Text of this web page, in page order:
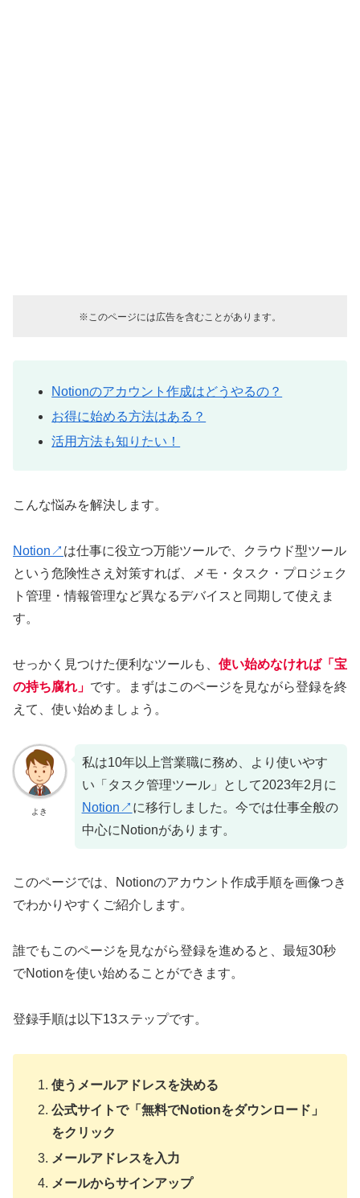
※このページには広告を含むことがあります。
Notionのアカウント作成はどうやるの？
お得に始める方法はある？
活用方法も知りたい！
こんな悩みを解決します。
Notion↗ は仕事に役立つ万能ツールで、クラウド型ツール
という危険性さえ対策すれば、メモ・タスク・プロジェク
ト管理・情報管理など異なるデバイスと同期して使えま
す。
せっかく見つけた便利なツールも、 使い始めなければ「宝
の持ち腐れ」 です。まずはこのページを見ながら登録を終
えて、使い始めましょう。
よき
私は10年以上営業職に務め、より使いやす
い「タスク管理ツール」として2023年2月に
Notion↗ に移行しました。今では仕事全般の
中心にNotionがあります。
このページでは、Notionのアカウント作成手順を画像つき
でわかりやすくご紹介します。
誰でもこのページを見ながら登録を進めると、最短30秒
でNotionを使い始めることができます。
登録手順は以下13ステップです。
使うメールアドレスを決める
公式サイトで「無料でNotionをダウンロード」
をクリック
メールアドレスを入力
メールからサインアップ